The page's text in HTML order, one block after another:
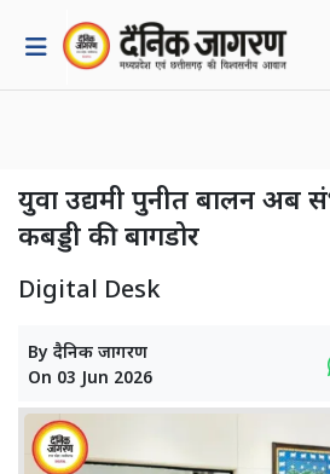
युवा उद्यमी पुनीत बालन अब
कबड्डी की बागडोर
Digital Desk
By दैनिक जागरण
On 03 Jun 2026